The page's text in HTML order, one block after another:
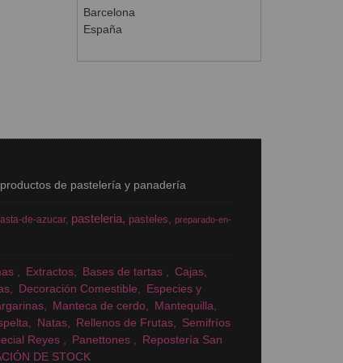
Barcelona
España
de pastelería y panadería
de-azucar pasteleria pasteles
preparado-en-
Extractos Bases de tartas
Cajas
Decoración Comestible
Especies y
Manteca de cerdo
Mantequilla
Natas Rellenos de Frutas
Semifríos
Reyes Panettones
Repostería San
DE STOCK